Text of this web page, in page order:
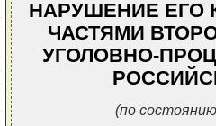
НАРУШЕНИЕ ЕГО
ЧАСТЯМИ
УГОЛОВНО-
(по